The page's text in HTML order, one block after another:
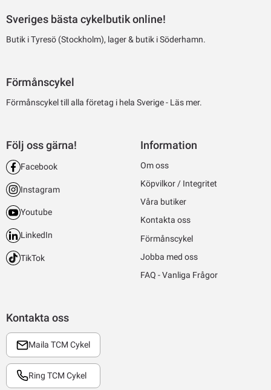
Sveriges bästa cykelbutik online!
Butik i Tyresö (Stockholm), lager & butik i Söderhamn.
Förmånscykel
Förmånscykel till alla företag i hela Sverige - Läs mer.
Kontakta oss
Maila TCM Cykel
Ring TCM Cykel
Följ oss gärna!
Facebook
Instagram
Youtube
LinkedIn
TikTok
Information
Om oss
Köpvilkor / Integritet
Våra butiker
Kontakta oss
Förmånscykel
Jobba med oss
FAQ - Vanliga Frågor